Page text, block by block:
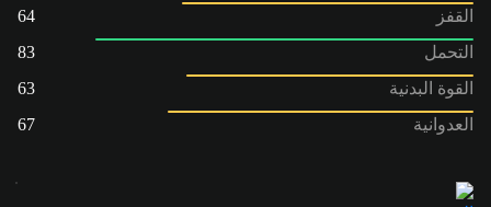
القفز
64
التحمل
83
القوة البدنية
63
العدوانية
67